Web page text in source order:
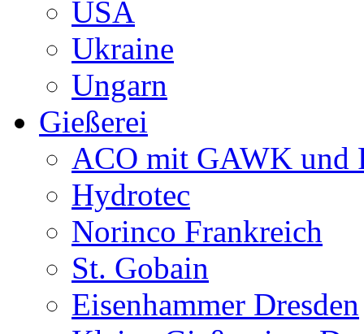
USA
Ukraine
Ungarn
Gießerei
ACO mit GAWK und
Hydrotec
Norinco Frankreich
St. Gobain
Eisenhammer Dresden